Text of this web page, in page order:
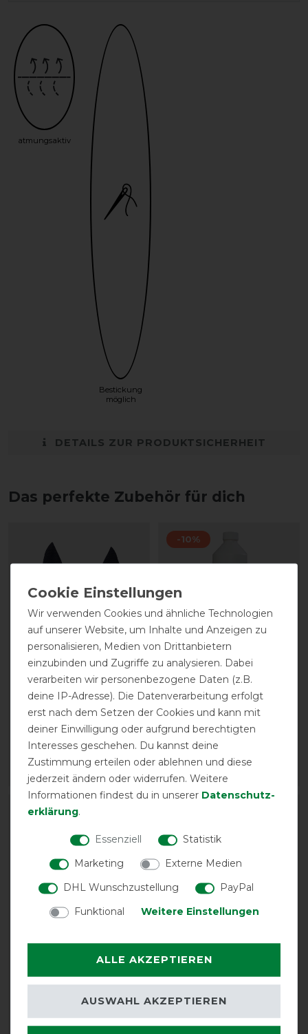
atmungsaktiv
Bestickung
möglich
DETAILS ZUR PRODUKTSICHERHEIT
Das perfekte Zubehör für dich
Eskadron Basics Fly
Hood Dynairmesh Sport
32,95 € *
ARTIKEL MERKEN
-10%
kellX Membran
Waschmittel 1000ml
vorher 15,90 €
ab 13,45 € *
1 Liter | 14,30 € / Liter
ARTIKEL MERKEN
Gamaschen
ARTIKEL MERKEN
32,95 € *
ARTIKEL MERKEN
Wir verwenden Cookies und ähnliche Technologien
auf unserer Website, um Inhalte und Anzeigen zu
personalisieren, Medien von Drittanbietern
einzubinden und Zugriffe zu analysieren. Dabei
verarbeiten wir personenbezogene Daten (z.B.
deine IP-Adresse). Die Datenverarbeitung erfolgt
erst nach dem Setzen der Cookies und kann mit
deiner Einwilligung oder aufgrund berechtigten
Interesses geschehen. Du kannst deine
Zustimmung erteilen oder ablehnen und diese
jederzeit ändern oder widerrufen. Weitere
Informationen findest du in unserer Daten­schutz­
erklärung.
Essenziell
Statistik
Marketing
Externe Medien
DHL Wunschzustellung
PayPal
Funktional
Weitere Einstellungen
ALLE AKZEPTIEREN
AUSWAHL AKZEPTIEREN